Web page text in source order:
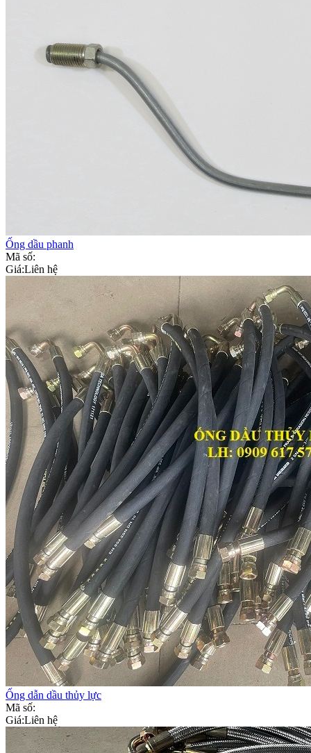
Ống dầu phanh
Mã số:
Giá:Liên hệ
Ống dẫn dầu thủy lực
Mã số:
Giá:Liên hệ